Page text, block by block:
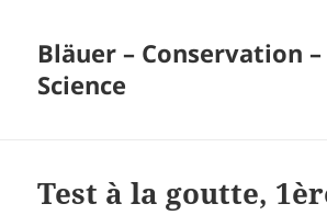
Bläuer – Conservation –
Science
Test à la goutte,